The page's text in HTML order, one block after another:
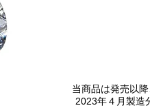
当商品は発売以
2023年４月製造